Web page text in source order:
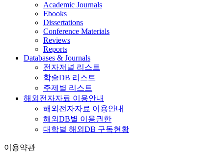
Academic Journals
Ebooks
Dissertations
Conference Materials
Reviews
Reports
Databases & Journals
전자저널 리스트
학술DB 리스트
주제별 리스트
해외전자자료 이용안내
해외전자자료 이용안내
해외DB별 이용권한
대학별 해외DB 구독현황
이용약관